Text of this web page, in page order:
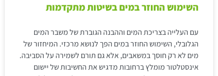
השימוש החוזר במים בשיטות מתקדמות
עם העלייה בצריכת המים וההבנה הגוברת של משבר המים
הגלובלי, השימוש החוזר במים הפך לנושא מרכזי. המיחזור של
מים לא רק חוסך במשאבים, אלא גם תורם לשמירה על הסביבה.
אינסטלטור מומלץ ברחובות מדגיש את החשיבות של יישום